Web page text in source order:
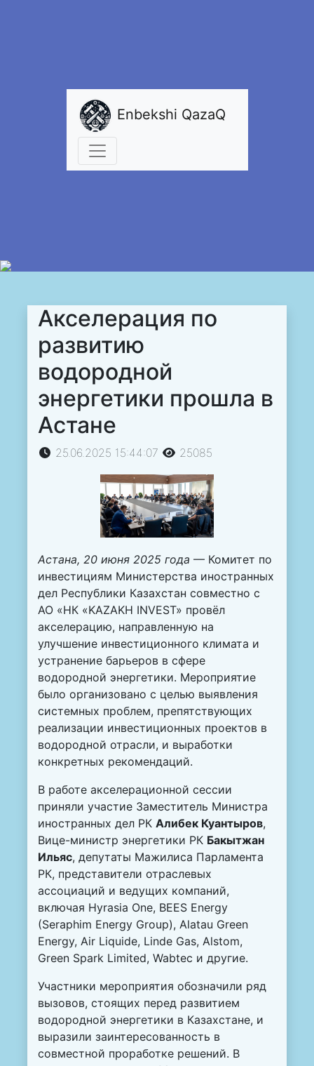
Enbekshi QazaQ
Акселерация по
развитию
водородной
энергетики прошла в
Астане
25.06.2025 15:44:07 25085
Астана, 20 июня 2025 года — Комитет по
инвестициям Министерства иностранных
дел Республики Казахстан совместно с
АО «НК «KAZAKH INVEST» провёл
акселерацию, направленную на
улучшение инвестиционного климата и
устранение барьеров в сфере
водородной энергетики. Мероприятие
было организовано с целью выявления
системных проблем, препятствующих
реализации инвестиционных проектов в
водородной отрасли, и выработки
конкретных рекомендаций.
В работе акселерационной сессии
приняли участие Заместитель Министра
иностранных дел РК Алибек Куантыров,
Вице-министр энергетики РК Бакытжан
Ильяс, депутаты Мажилиса Парламента
РК, представители отраслевых
ассоциаций и ведущих компаний,
включая Hyrasia One, BEES Energy
(Seraphim Energy Group), Alatau Green
Energy, Air Liquide, Linde Gas, Alstom,
Green Spark Limited, Wabtec и другие.
Участники мероприятия обозначили ряд
вызовов, стоящих перед развитием
водородной энергетики в Казахстане, и
выразили заинтересованность в
совместной проработке решений. В